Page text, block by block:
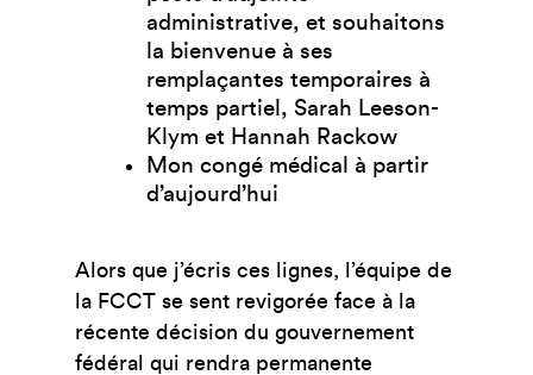
administrative, et souhaitons
la bienvenue à ses
remplaçantes temporaires à
temps partiel, Sarah Leeson-
Klym et Hannah Rackow
Mon congé médical à partir
d’aujourd’hui
Alors que j’écris ces lignes, l’équipe de
la FCCT se sent revigorée face à la
récente décision du gouvernement
fédéral qui rendra permanente